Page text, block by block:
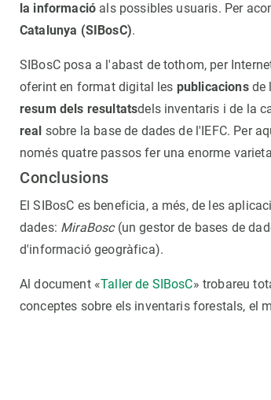
la informació als possibles usuaris. Per
Catalunya (SIBosC).
SIBosC posa a l'abast de tothom, per
oferint en format digital les publicacionsde
resum dels resultatsdels inventaris i de la
real sobre la base de dades de l'IEFC. Per
només quatre passos fer una enorme
Conclusions
El SIBosC es beneficia, a més, de les
dades: MiraBosc(un gestor de bases de
d'informació geogràfica).
Al document «Taller de SIBosC» trobareu
conceptes sobre els inventaris forestals, el